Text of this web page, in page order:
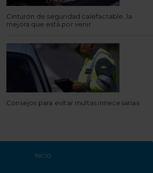
Cinturón de seguridad calefactable, la
mejora que está por venir
Consejos para evitar multas innecesarias
INICIO